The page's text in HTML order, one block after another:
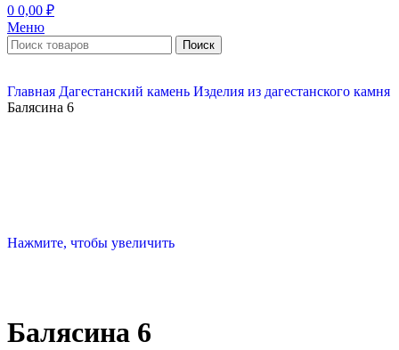
0 0,00 ₽
Меню
Поиск
Главная Дагестанский камень Изделия из дагестанского камня
Балясина 6
Нажмите, чтобы увеличить
Балясина 6